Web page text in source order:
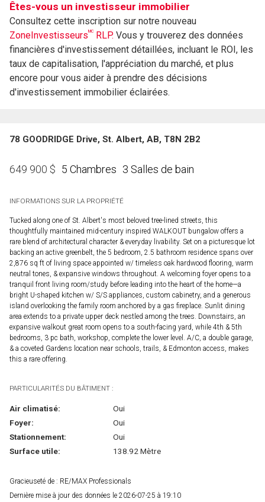
Êtes-vous un investisseur immobilier
Consultez cette inscription sur notre nouveau
ZoneInvestisseursMC RLP. Vous y trouverez des données
financières d'investissement détaillées, incluant le ROI, les
taux de capitalisation, l'appréciation du marché, et plus
encore pour vous aider à prendre des décisions
d'investissement immobilier éclairées.
78 GOODRIDGE Drive, St. Albert, AB, T8N 2B2
649 900 $ 5 Chambres 3 Salles de bain
INFORMATIONS SUR LA PROPRIÉTÉ
Tucked along one of St. Albert's most beloved tree-lined streets, this
thoughtfully maintained mid-century inspired WALKOUT bungalow offers a
rare blend of architectural character & everyday livability. Set on a picturesque lot
backing an active greenbelt, the 5 bedroom, 2.5 bathroom residence spans over
2,876 sq ft of living space appointed w/ timeless oak hardwood flooring, warm
neutral tones, & expansive windows throughout. A welcoming foyer opens to a
tranquil front living room/study before leading into the heart of the home—a
bright U-shaped kitchen w/ S/S appliances, custom cabinetry, and a generous
island overlooking the family room anchored by a gas fireplace. Sunlit dining
area extends to a private upper deck nestled among the trees. Downstairs, an
expansive walkout great room opens to a south-facing yard, while 4th & 5th
bedrooms, 3 pc bath, workshop, complete the lower level. A/C, a double garage,
& a coveted Gardens location near schools, trails, & Edmonton access, makes
this a rare offering.
PARTICULARITÉS DU BÂTIMENT :
Air climatisé:
Oui
Foyer:
Oui
Stationnement:
Oui
Surface utile:
138.92 Mètre
Gracieuseté de : RE/MAX Professionals
Dernière mise à jour des données le 2026-07-25 à 19:10